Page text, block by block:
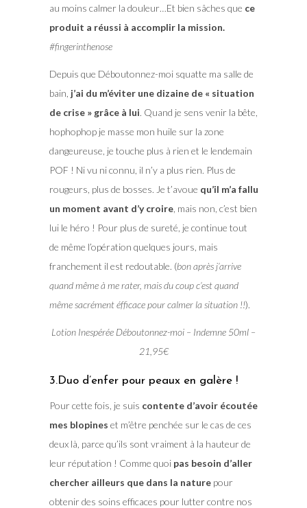
au moins calmer la douleur…Et bien sâches que ce
produit a réussi à accomplir la mission.
#fingerinthenose
Depuis que Déboutonnez-moi squatte ma salle de
bain, j’ai du m’éviter une dizaine de « situation
de crise » grâce à lui. Quand je sens venir la bête,
hophophop je masse mon huile sur la zone
dangeureuse, je touche plus à rien et le lendemain
POF ! Ni vu ni connu, il n’y a plus rien. Plus de
rougeurs, plus de bosses. Je t’avoue qu’il m’a fallu
un moment avant d’y croire, mais non, c’est bien
lui le héro ! Pour plus de sureté, je continue tout
de même l’opération quelques jours, mais
franchement il est redoutable. (bon après j’arrive
quand même à me rater, mais du coup c’est quand
même sacrément éfficace pour calmer la situation !!).
Lotion Inespérée Déboutonnez-moi – Indemne 50ml –
21,95€
3.Duo d’enfer pour peaux en galère !
Pour cette fois, je suis contente d’avoir écoutée
mes blopines et m’être penchée sur le cas de ces
deux là, parce qu’ils sont vraiment à la hauteur de
leur réputation ! Comme quoi pas besoin d’aller
chercher ailleurs que dans la naturepour
obtenir des soins efficaces pour lutter contre nos